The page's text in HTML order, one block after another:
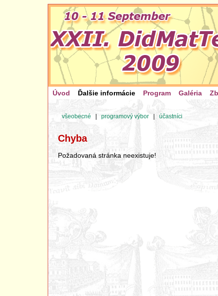
Úvod Ďalšie informácie Program Galéria
všeobecné programový výbor účastníci
Chyba
Požadovaná stránka neexistuje!